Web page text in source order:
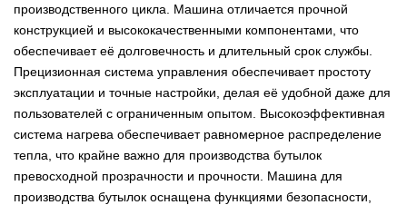
производственного цикла. Машина отличается прочной
конструкцией и высококачественными компонентами, что
обеспечивает её долговечность и длительный срок службы.
Прецизионная система управления обеспечивает простоту
эксплуатации и точные настройки, делая её удобной даже для
пользователей с ограниченным опытом. Высокоэффективная
система нагрева обеспечивает равномерное распределение
тепла, что крайне важно для производства бутылок
превосходной прозрачности и прочности. Машина для
производства бутылок оснащена функциями безопасности,